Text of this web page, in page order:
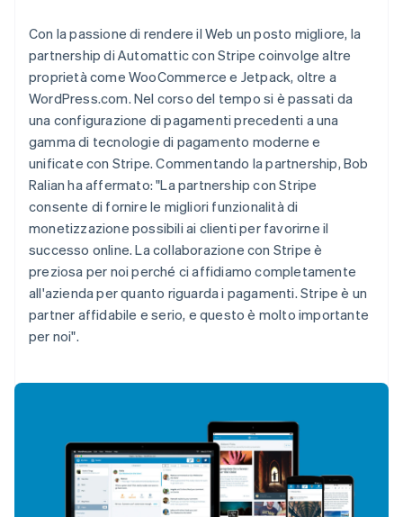
Con la passione di rendere il Web un posto migliore, la
partnership di Automattic con Stripe coinvolge altre
proprietà come WooCommerce e Jetpack, oltre a
WordPress.com. Nel corso del tempo si è passati da
una configurazione di pagamenti precedenti a una
gamma di tecnologie di pagamento moderne e
unificate con Stripe. Commentando la partnership, Bob
Ralian ha affermato: "La partnership con Stripe
consente di fornire le migliori funzionalità di
monetizzazione possibili ai clienti per favorirne il
successo online. La collaborazione con Stripe è
preziosa per noi perché ci affidiamo completamente
all'azienda per quanto riguarda i pagamenti. Stripe è un
partner affidabile e serio, e questo è molto importante
per noi".
Australia
English
Austria
DeutschEnglish
Belgio
NederlandsFrançaisDeutschEnglish
Brasile
English
Bulgaria
English
Canada
EnglishFrançais
Cina continentale
English
Danimarca
English
Emirati Arabi Uniti
English
Estonia